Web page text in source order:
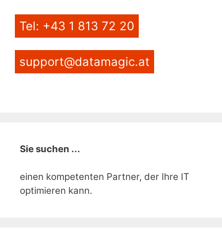
Tel: +43 1 813 72 20
support@datamagic.at
Sie suchen ...
einen kompetenten Partner, der Ihre IT
optimieren kann.